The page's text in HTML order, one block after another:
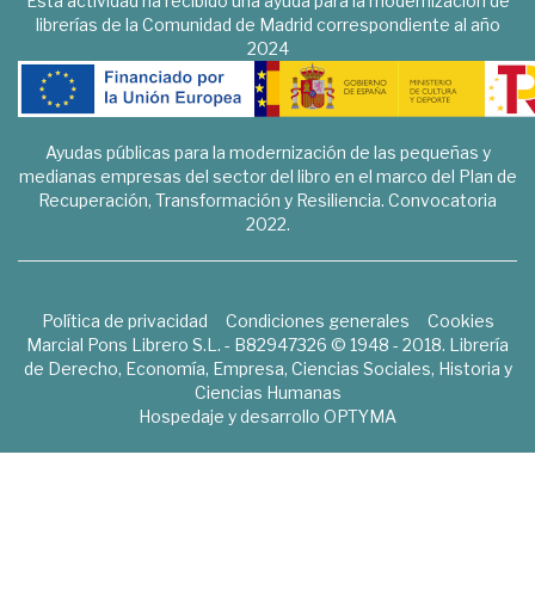
librerías de la Comunidad de Madrid correspondiente al año
2024
Ayudas públicas para la modernización de las pequeñas y
medianas empresas del sector del libro en el marco del Plan de
Recuperación, Transformación y Resiliencia. Convocatoria
2022.
Política de privacidad Condiciones generales
Cookies
Marcial Pons Librero S.L. - B82947326 © 1948 - 2018. Librería
de Derecho, Economía, Empresa, Ciencias Sociales, Historia y
Ciencias Humanas
Hospedaje y desarrollo OPTYMA